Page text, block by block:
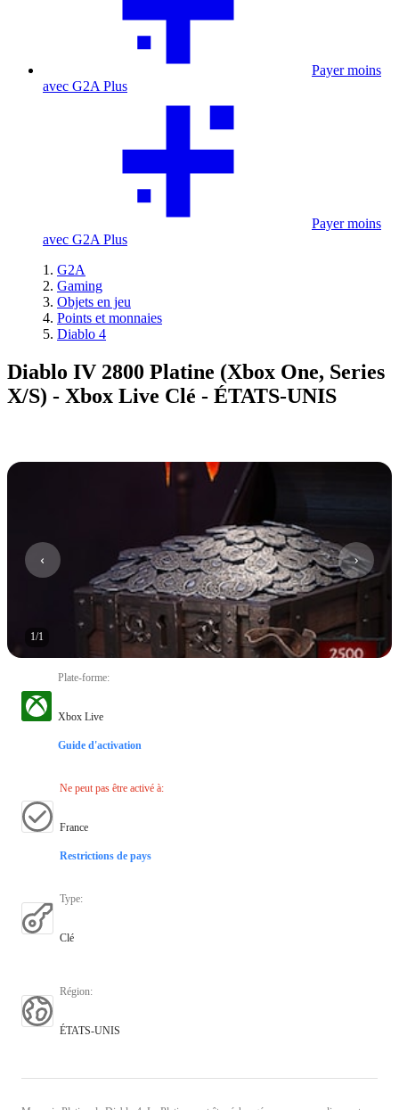
Payer moins
avec G2A Plus
Payer moins
avec G2A Plus
G2A
Gaming
Objets en jeu
Points et monnaies
Diablo 4
Diablo IV 2800 Platine (Xbox One, Series
X/S) - Xbox Live Clé - ÉTATS-UNIS
1/1
Plate-forme:
Xbox Live
Guide d'activation
Ne peut pas être activé à:
France
Restrictions de pays
Type:
Clé
Région:
ÉTATS-UNIS